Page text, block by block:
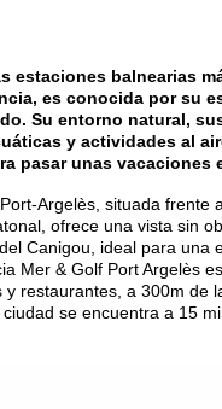
estaciones balnearias
es conocida por su
Su entorno natural,
y actividades al
pasar unas vacaciones
Argelès, situada frente
ofrece una vista sin
Canigou, ideal para una
Mer & Golf Port Argelès
restaurantes, a 300m de
se encuentra a 15